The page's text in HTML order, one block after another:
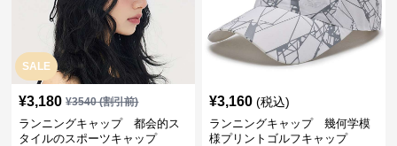
SALE
¥3,180 ¥3540(割引前)
ランニングキャップ 都会的ス
タイルのスポーツキャップ
¥3,160 (税込)
ランニングキャップ 幾何学模
様プリントゴルフキャップ